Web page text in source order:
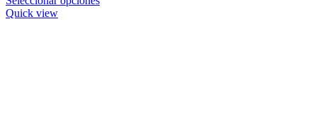
Quick view